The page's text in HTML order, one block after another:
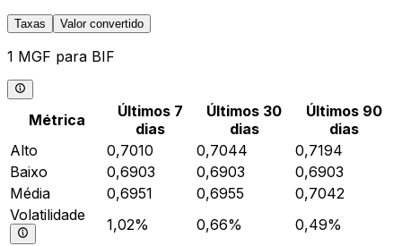
Taxas Valor convertido
1 MGF para BIF
Métrica
Últimos 7
dias
Últimos 30
dias
Últimos 90
dias
Alto
0,7010 0,7044
0,7194
Baixo
0,6903 0,6903
0,6903
Média
0,6951 0,6955
0,7042
Volatilidade
1,02% 0,66% 0,49%